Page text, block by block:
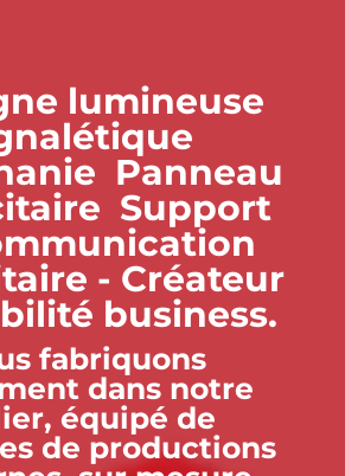
lumineuse
Panneau
Support
- Créateur
business.
fabriquons
dans notre
équipé de
de productions